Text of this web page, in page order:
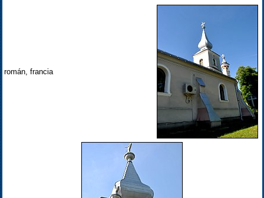
román, francia